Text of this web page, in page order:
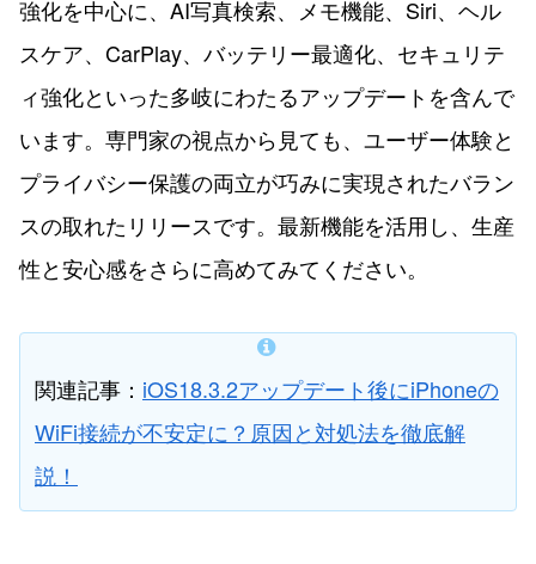
強化を中心に、AI写真検索、メモ機能、Siri、ヘル
スケア、CarPlay、バッテリー最適化、セキュリテ
ィ強化といった多岐にわたるアップデートを含んで
います。専門家の視点から見ても、ユーザー体験と
プライバシー保護の両立が巧みに実現されたバラン
スの取れたリリースです。最新機能を活用し、生産
性と安心感をさらに高めてみてください。
関連記事： iOS18.3.2アップデート後にiPhoneの
WiFi接続が不安定に？原因と対処法を徹底解
説！